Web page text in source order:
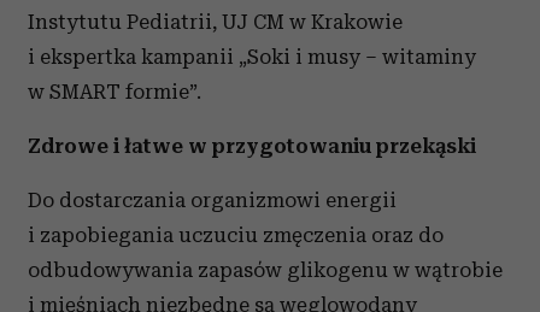
Instytutu Pediatrii, UJ CM w Krakowie
i ekspertka kampanii „Soki i musy – witaminy
w SMART formie”.
Zdrowe i łatwe w przygotowaniu przekąski
Do dostarczania organizmowi energii
i zapobiegania uczuciu zmęczenia oraz do
odbudowywania zapasów glikogenu w wątrobie
i mięśniach niezbędne są węglowodany